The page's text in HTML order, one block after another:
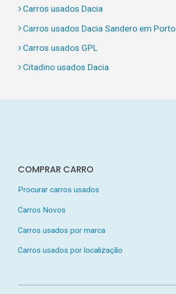
Carros usados Dacia
Carros usados Dacia Sandero em Porto
Carros usados GPL
Citadino usados Dacia
COMPRAR CARRO
Procurar carros usados
Carros Novos
Carros usados por marca
Carros usados por localização